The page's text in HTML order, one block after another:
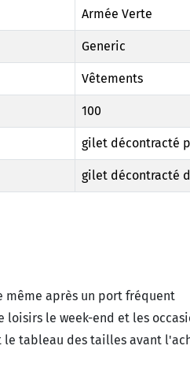
Armée Verte
Generic
Vêtements
100
gilet décontracté
gilet décontracté
après un port fréquent
le week-end et les
tableau des tailles avant